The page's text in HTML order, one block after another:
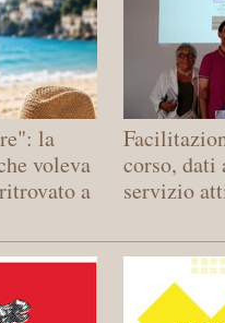
la
voleva
a
corso, dati
servizio